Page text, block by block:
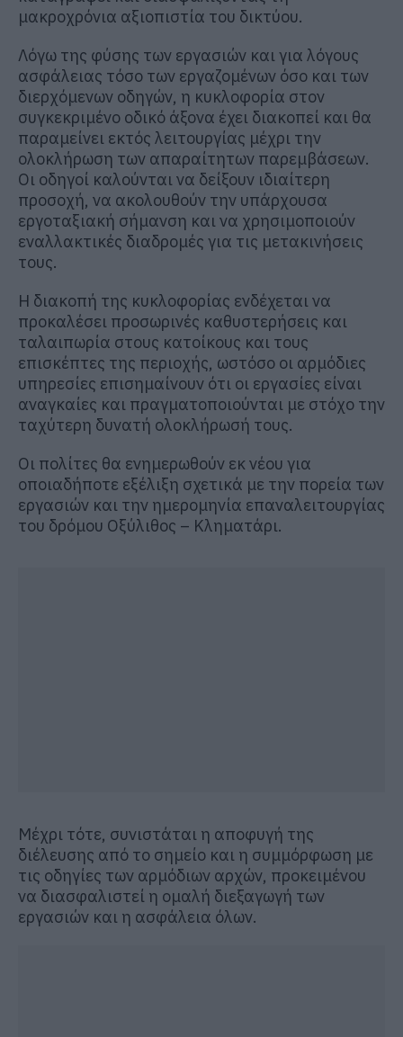
μακροχρόνια αξιοπιστία του δικτύου.
Λόγω της φύσης των εργασιών και για λόγους
ασφάλειας τόσο των εργαζομένων όσο και των
διερχόμενων οδηγών, η κυκλοφορία στον
συγκεκριμένο οδικό άξονα έχει διακοπεί και θα
παραμείνει εκτός λειτουργίας μέχρι την
ολοκλήρωση των απαραίτητων παρεμβάσεων.
Οι οδηγοί καλούνται να δείξουν ιδιαίτερη
προσοχή, να ακολουθούν την υπάρχουσα
εργοταξιακή σήμανση και να χρησιμοποιούν
εναλλακτικές διαδρομές για τις μετακινήσεις
τους.
Η διακοπή της κυκλοφορίας ενδέχεται να
προκαλέσει προσωρινές καθυστερήσεις και
ταλαιπωρία στους κατοίκους και τους
επισκέπτες της περιοχής, ωστόσο οι αρμόδιες
υπηρεσίες επισημαίνουν ότι οι εργασίες είναι
αναγκαίες και πραγματοποιούνται με στόχο την
ταχύτερη δυνατή ολοκλήρωσή τους.
Οι πολίτες θα ενημερωθούν εκ νέου για
οποιαδήποτε εξέλιξη σχετικά με την πορεία των
εργασιών και την ημερομηνία επαναλειτουργίας
του δρόμου Οξύλιθος – Κληματάρι.
Μέχρι τότε, συνιστάται η αποφυγή της
διέλευσης από το σημείο και η συμμόρφωση με
τις οδηγίες των αρμόδιων αρχών, προκειμένου
να διασφαλιστεί η ομαλή διεξαγωγή των
εργασιών και η ασφάλεια όλων.